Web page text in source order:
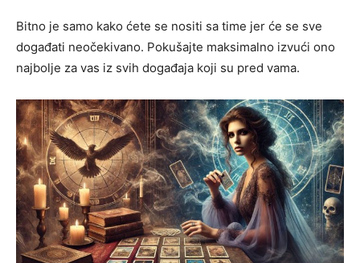
Bitno je samo kako ćete se nositi sa time jer će se sve
događati neočekivano. Pokušajte maksimalno izvući ono
najbolje za vas iz svih događaja koji su pred vama.